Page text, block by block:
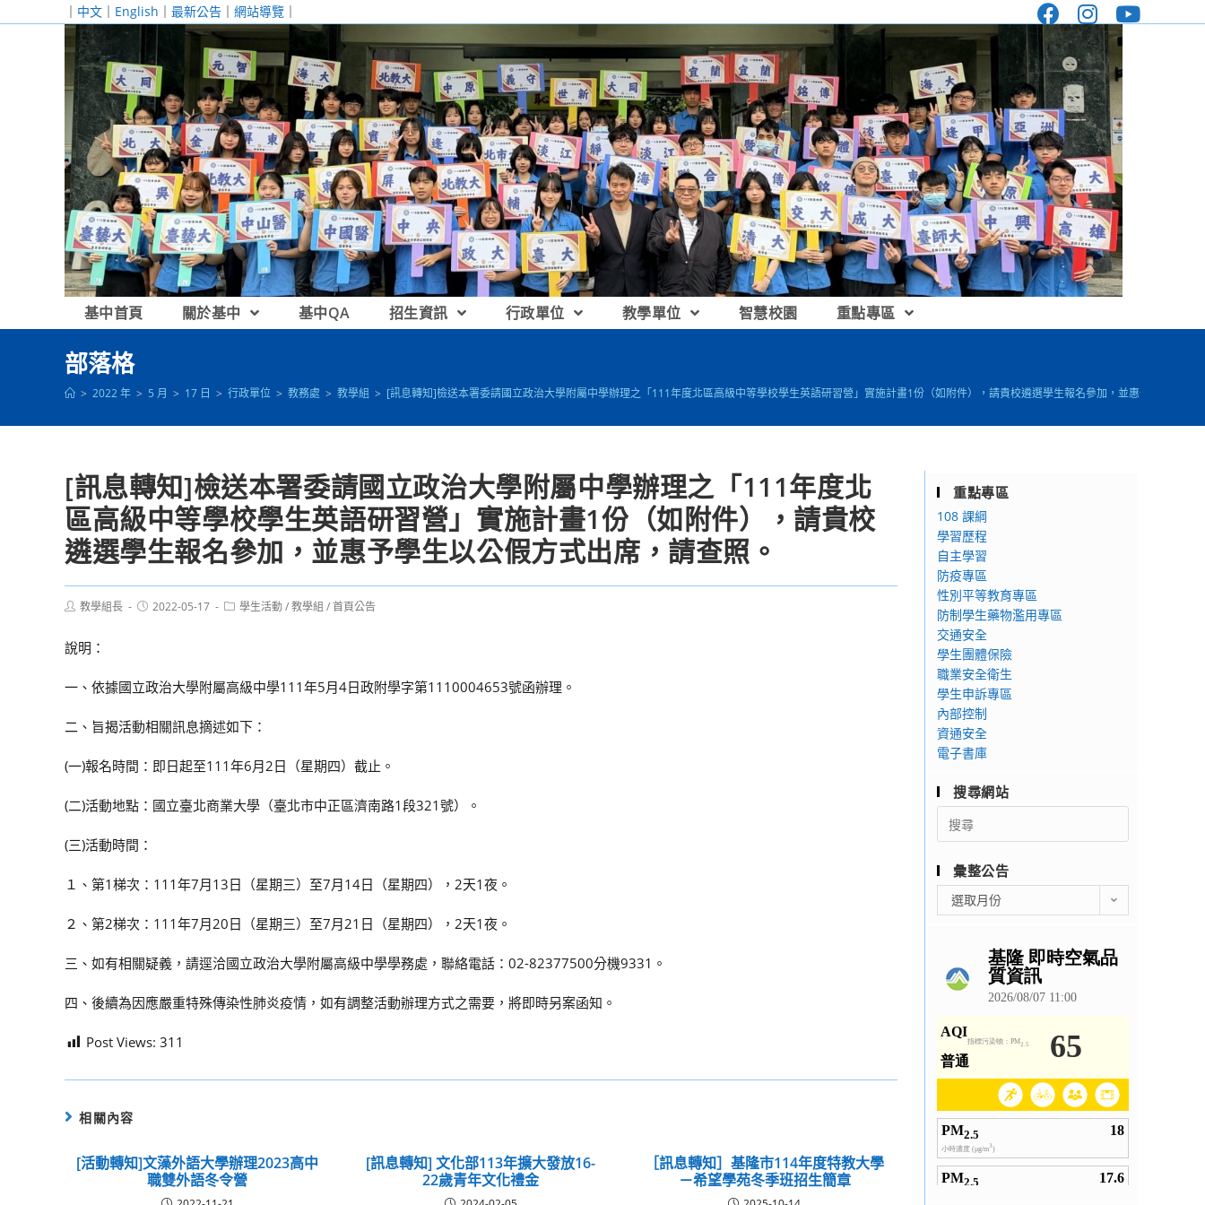
｜ 中文 ｜ English ｜ 最新公告 ｜ 網站導覽 ｜
基中首頁 關於基中 基中QA 招生資訊 行政單位 教學單位 智慧校園 重點專區
部落格
> 2022 年 > 5 月 > 17 日 > 行政單位 > 教務處 > 教學組 > [訊息轉知]檢送本署委請國立政治大學附屬中學辦理之「111年度北區高級中等學校學生英語研習營」實施計畫1份（如附件），請貴校遴選學生報名參加，並惠予學生以公
[訊息轉知]檢送本署委請國立政治大學附屬中學辦理之「111年度北
區高級中等學校學生英語研習營」實施計畫1份（如附件），請貴校
遴選學生報名參加，並惠予學生以公假方式出席，請查照。
Post教學組長
Post2022-05-17
Post學生活動/教學組 /首頁公告
說明：
一、依據國立政治大學附屬高級中學111年5月4日政附學字第1110004653號函辦理。
二、旨揭活動相關訊息摘述如下：
(一)報名時間：即日起至111年6月2日（星期四）截止。
(二)活動地點：國立臺北商業大學（臺北市中正區濟南路1段321號）。
(三)活動時間：
１、第1梯次：111年7月13日（星期三）至7月14日（星期四），2天1夜。
２、第2梯次：111年7月20日（星期三）至7月21日（星期四），2天1夜。
三、如有相關疑義，請逕洽國立政治大學附屬高級中學學務處，聯絡電話：02-82377500分機9331。
四、後續為因應嚴重特殊傳染性肺炎疫情，如有調整活動辦理方式之需要，將即時另案函知。
Post Views: 311
相關內容
[活動轉知]文藻外語大學辦理2023高中
職雙外語冬令營
[訊息轉知] 文化部113年擴大發放16-
22歲青年文化禮金
［訊息轉知］基隆市114年度特教大學
－希望學苑冬季班招生簡章
重點專區
108 課綱
學習歷程
自主學習
防疫專區
性別平等教育專區
防制學生藥物濫用專區
交通安全
學生團體保險
職業安全衛生
學生申訴專區
內部控制
資通安全
電子書庫
搜尋網站
Search
for:
彙整公告
整
選取月份